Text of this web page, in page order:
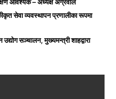
आवश्यक – अध्यक्ष अग्रवाल
सेवा व्यवस्थापन प्रणालीका रूपमा
सञ्चालन, मुख्यमन्त्री शाहद्वारा